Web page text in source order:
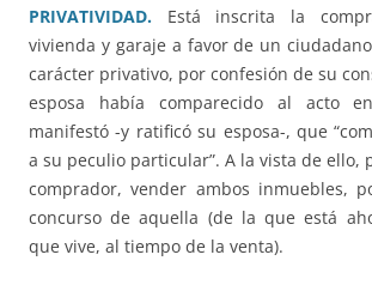
PRIVATIVIDAD.
Está inscrita la
vivienda y garaje a favor de un
carácter privativo, por confesión de su
esposa había comparecido al acto
manifestó -y ratificó su esposa-, que
a su peculio particular”. A la vista de ello,
comprador, vender ambos inmuebles,
concurso de aquella (de la que está
que vive, al tiempo de la venta).